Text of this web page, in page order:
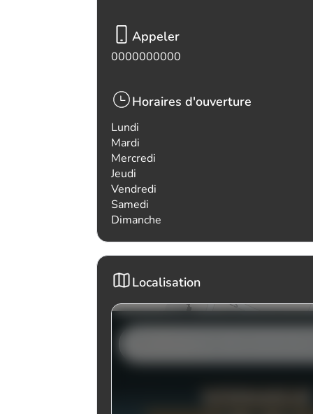
Appeler
0000000000
Horaires d'ouverture
Lundi
Mardi
Mercredi
Jeudi
Vendredi
Samedi
Dimanche
Localisation